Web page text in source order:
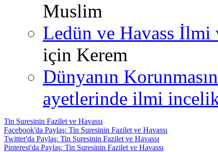
Muslim
Ledün ve Havass İlmi
için Kerem
Dünyanın
ayetlerinde ilmi
Tin Suresinin Fazilet ve Havassı
Facebook'da Paylaş: Tin Suresinin Fazilet ve Havassı
Twitter'da Paylaş: Tin Suresinin Fazilet ve Havassı
Pinterest'da Paylaş: Tin Suresinin Fazilet ve Havassı